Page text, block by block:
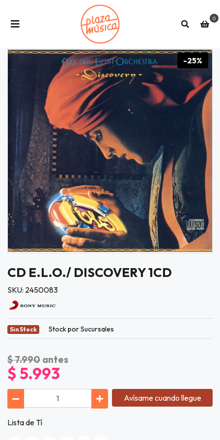
0
-25%
CD E.L.O./ DISCOVERY 1CD
SKU: 2450083
Sin Stock Stock por Sucursales
$ 7.990 antes
$ 5.993
Avísame cuando llegue
Lista de Tí